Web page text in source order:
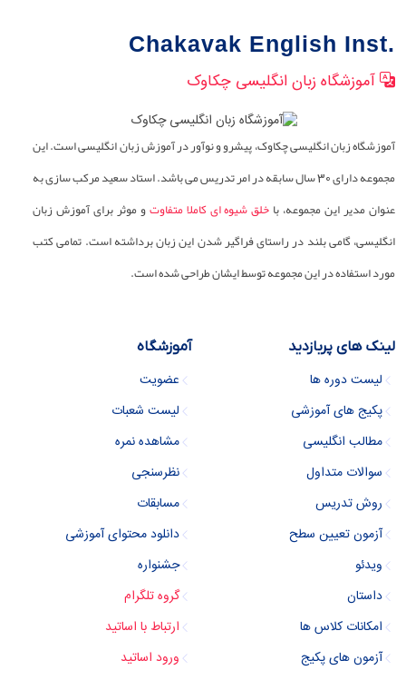
Chakavak English Inst.
آموزشگاه زبان انگلیسی چکاوک
آموزشگاه زبان انگلیسی چکاوک، پیشرو و نوآور در آموزش زبان انگلیسی است. این
مجموعه دارای 30 سال سابقه در امر تدریس می باشد. استاد سعید مرکب سازی به
عنوان مدیر این مجموعه، باخلق شیوه ای کاملا متفاوتو موثر برای آموزش زبان
انگلیسی، گامی بلند در راستای فراگیر شدن این زبان برداشته است. تمامی کتب
مورد استفاده در این مجموعه توسط ایشان طراحی شده است.
لینک های پربازدید
لیست دوره ها
پکیج های آموزشی
مطالب انگلیسی
سوالات متداول
روش تدریس
آزمون تعیین سطح
ویدئو
داستان
امکانات کلاس ها
آزمون های پکیج
آموزشگاه
عضویت
لیست شعبات
مشاهده نمره
نظرسنجی
مسابقات
دانلود محتوای آموزشی
جشنواره
گروه تلگرام
ارتباط با اساتید
ورود اساتید